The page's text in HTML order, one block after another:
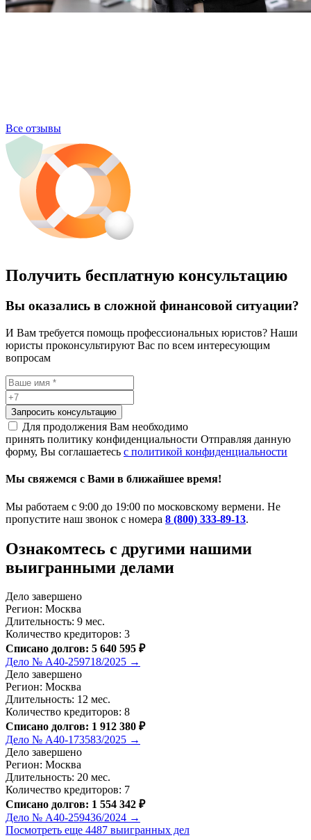
Все отзывы
Получить бесплатную консультацию
Вы оказались в сложной финансовой ситуации?
И Вам требуется помощь профессиональных юристов? Наши
юристы проконсультируют Вас по всем интересующим
вопросам
Запросить консультацию
Для продолжения Вам необходимо
принять политику конфиденциальности Отправляя данную
форму, Вы соглашаетесь с политикой конфиденциальности
Мы свяжемся с Вами в ближайшее время!
Мы работаем с 9:00 до 19:00 по московскому вермени. Не
пропустите наш звонок с номера 8 (800) 333-89-13.
Ознакомтесь c другими нашими
выигранными делами
Дело завершено
Регион: Москва
Длительность: 9 мес.
Количество кредиторов: 3
Списано долгов: 5 640 595 ₽
Дело № А40-259718/2025 →
Дело завершено
Регион: Москва
Длительность: 12 мес.
Количество кредиторов: 8
Списано долгов: 1 912 380 ₽
Дело № А40-173583/2025 →
Дело завершено
Регион: Москва
Длительность: 20 мес.
Количество кредиторов: 7
Списано долгов: 1 554 342 ₽
Дело № А40-259436/2024 →
Посмотреть еще 4487 выигранных дел